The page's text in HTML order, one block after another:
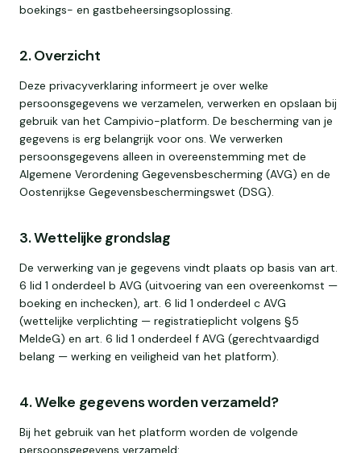
boekings- en gastbeheersingsoplossing.
2. Overzicht
Deze privacyverklaring informeert je over welke
persoonsgegevens we verzamelen, verwerken en opslaan bij
gebruik van het Campivio-platform. De bescherming van je
gegevens is erg belangrijk voor ons. We verwerken
persoonsgegevens alleen in overeenstemming met de
Algemene Verordening Gegevensbescherming (AVG) en de
Oostenrijkse Gegevensbeschermingswet (DSG).
3. Wettelijke grondslag
De verwerking van je gegevens vindt plaats op basis van art.
6 lid 1 onderdeel b AVG (uitvoering van een overeenkomst —
boeking en inchecken), art. 6 lid 1 onderdeel c AVG
(wettelijke verplichting — registratieplicht volgens §5
MeldeG) en art. 6 lid 1 onderdeel f AVG (gerechtvaardigd
belang — werking en veiligheid van het platform).
4. Welke gegevens worden verzameld?
Bij het gebruik van het platform worden de volgende
persoonsgegevens verzameld: